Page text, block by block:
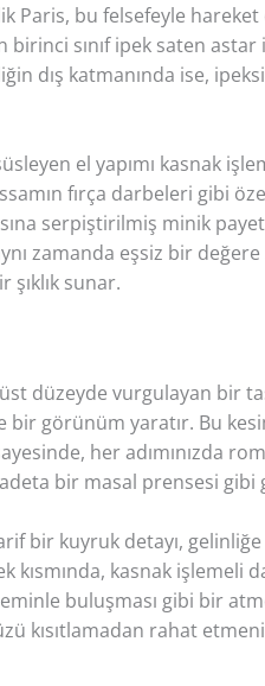
bu felsefeyle
sınıf ipek saten astar
dış katmanında ise,
el yapımı kasnak
fırça darbeleri gibi
serpiştirilmiş minik
eşsiz bir değere
sunar.
düzeyde vurgulayan bir
görünüm yaratır. Bu
her adımınızda
bir masal prensesi gibi
bir kuyruk detayı,
kısmında, kasnak
buluşması gibi bir
kısıtlamadan rahat